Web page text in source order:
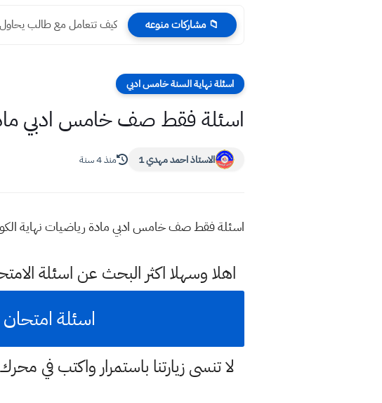
📁 مشاركات منوعه كيف تتعامل مع طالب يحاول
اسئلة نهاية السنة خامس ادبي
اسئلة فقط صف خامس ادبي مادة
الاستاذ احمد مهدي 1 منذ 4 سنة
اسئلة فقط صف خامس ادبي مادة رياضيات نهاية الكورس الثاني
اهلا وسهلا اكثر البحث عن اسئلة
اسئلة امتحان نهاية
لا تنسى زيارتنا باستمرار واكتب في